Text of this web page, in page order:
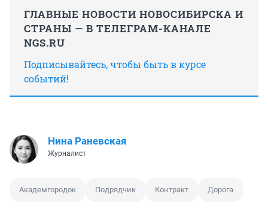
ГЛАВНЫЕ НОВОСТИ НОВОСИБИРСКА И
СТРАНЫ — В ТЕЛЕГРАМ-КАНАЛЕ
NGS.RU
Подписывайтесь, чтобы быть в курсе
событий!
Нина Раневская
Журналист
Академгородок Подрядчик Контракт Дорога